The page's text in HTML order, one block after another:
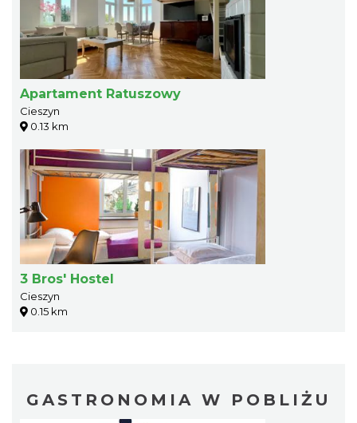
Apartament Ratuszowy
Cieszyn
0.13 km
3 Bros' Hostel
Cieszyn
0.15 km
GASTRONOMIA W POBLIŻU